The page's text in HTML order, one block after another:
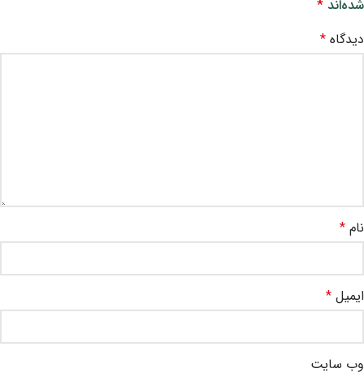
شده‌اند *
دیدگاه *
نام *
ایمیل *
وب‌ سایت